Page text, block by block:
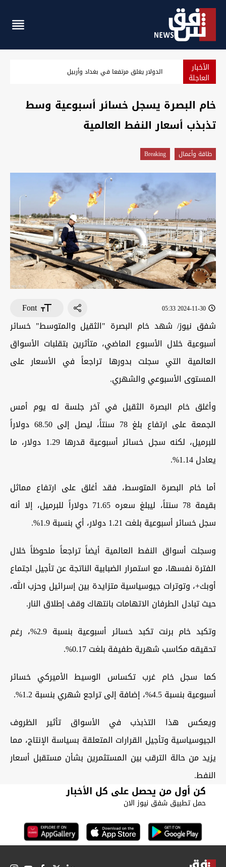
الأخبار
العاجلة الدولار يغلق مرتفعا في بغداد وأربيل
خام البصرة يسجل خسائر أسبوعية وسط
تذبذب أسعار النفط العالمية
طاقة وأعمال Breaking
2024-11-30 05:33
Font
شفق نيوز/ شهد خام البصرة "الثقيل والمتوسط" خسائر
أسبوعية خلال الأسبوع الماضي، متأثرين بتقلبات الأسواق
العالمية التي سجلت بدورها تراجعاً في الأسعار على
المستوى الأسبوعي والشهري.
وأغلق خام البصرة الثقيل في آخر جلسة له يوم أمس
الجمعة على ارتفاع بلغ 78 سنتاً، ليصل إلى 68.50 دولاراً
للبرميل، لكنه سجل خسائر أسبوعية قدرها 1.29 دولار، ما
يعادل 1.14%.
أما خام البصرة المتوسط، فقد أغلق على ارتفاع مماثل
بقيمة 78 سنتاً، ليبلغ سعره 71.65 دولاراً للبرميل، إلا أنه
سجل خسائر أسبوعية بلغت 1.21 دولار، أي بنسبة 1.9%.
وسجلت أسواق النفط العالمية أيضاً تراجعاً ملحوظاً خلال
الفترة نفسها، مع استمرار الضبابية الناتجة عن تأجيل اجتماع
أوبك+، وتوترات جيوسياسية متزايدة بين إسرائيل وحزب الله،
حيث تبادل الطرفان الاتهامات بانتهاك وقف إطلاق النار.
وتكبد خام برنت تكبد خسائر أسبوعية بنسبة 2.9%، رغم
تحقيقه مكاسب شهرية طفيفة بلغت 0.17%.
كما سجل خام غرب تكساس الوسيط الأميركي خسائر
أسبوعية بنسبة 4.5%، إضافة إلى تراجع شهري بنسبة 1.2%.
ويعكس هذا التذبذب في الأسواق تأثير الظروف
الجيوسياسية وتأجيل القرارات المتعلقة بسياسة الإنتاج، مما
يزيد من حالة الترقب بين المستثمرين بشأن مستقبل أسعار
النفط.
كن أول من يحصل على كل الأخبار
حمل تطبيق شفق نيوز الان